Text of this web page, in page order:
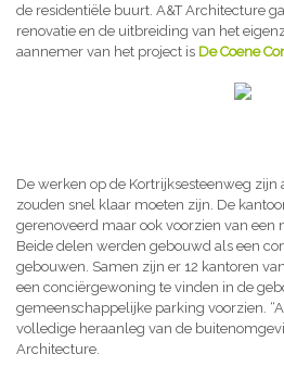
de residentiële buurt. A&T Architecture
renovatie en de uitbreiding van het
aannemer van het project is De Coene
De werken op de Kortrijksesteenweg zijn
zouden snel klaar moeten zijn. De
gerenoveerd maar ook voorzien van
Beide delen werden gebouwd als een
gebouwen. Samen zijn er 12 kantoren
een conciërgewoning te vinden in de
gemeenschappelijke parking voorzien.
volledige heraanleg van de
Architecture.